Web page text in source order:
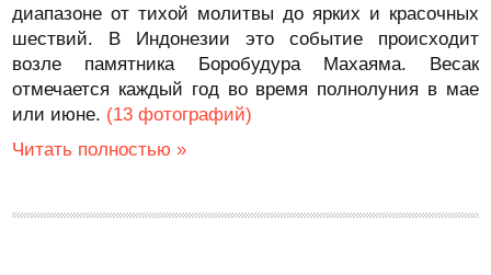
диапазоне от тихой молитвы до ярких и красочных
шествий. В Индонезии это событие происходит
возле памятника Боробудура Махаяма. Весак
отмечается каждый год во время полнолуния в мае
или июне. (13 фотографий)
Читать полностью »